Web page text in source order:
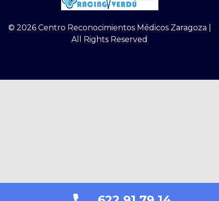
© 2026 Centro Reconocimientos Médicos Zaragoza |
All Rights Reserved